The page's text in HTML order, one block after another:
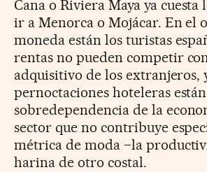
Cana o Riviera Maya ya cuesta
ir a Menorca o Mojácar. En el
moneda están los turistas
rentas no pueden competir
adquisitivo de los extranjeros,
pernoctaciones hoteleras
sobredependencia de la
sector que no contribuye
métrica de moda –la
harina de otro costal.